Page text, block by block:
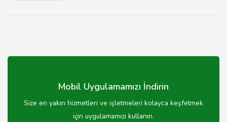
Mobil Uygulamamızı İndirin
Size en yakın hizmetleri ve işletmeleri kolayca keşfetmek
için uygulamamızı kullanın.